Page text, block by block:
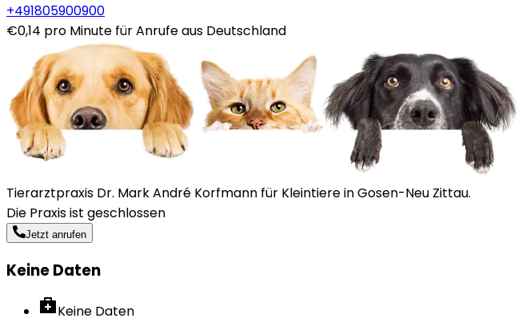
+491805900900
€0,14 pro Minute für Anrufe aus Deutschland
Tierarztpraxis Dr. Mark André Korfmann für Kleintiere in Gosen-Neu Zittau.
Die Praxis ist geschlossen
Jetzt anrufen
Keine Daten
Keine Daten